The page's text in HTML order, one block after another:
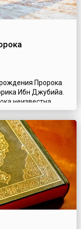
Пророка
Ибн Джубийа.
неизвестна,
исламе дни
иногда и вовсе не
обычно
справляются